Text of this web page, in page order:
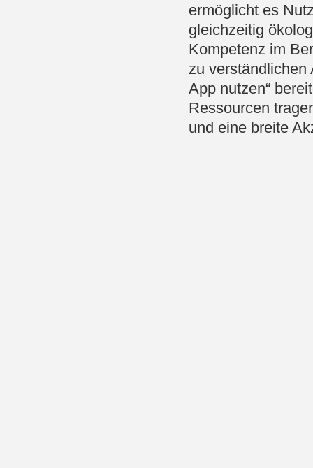
ermöglicht es
gleichzeitig
Kompetenz im
zu verständlichen
App nutzen“
Ressourcen
und eine breite